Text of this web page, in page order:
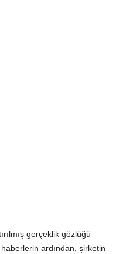
gerçeklik gözlüğü
ardından, şirketin